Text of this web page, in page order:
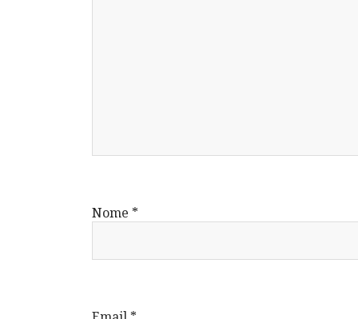
Nome *